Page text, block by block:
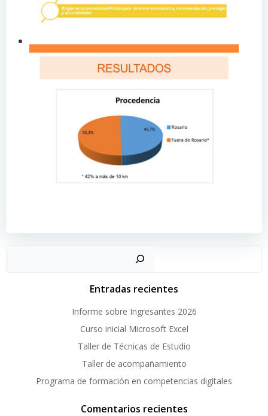
Buscar
Entradas recientes
Informe sobre Ingresantes 2026
Curso inicial Microsoft Excel
Taller de Técnicas de Estudio
Taller de acompañamiento
Programa de formación en competencias digitales
Comentarios recientes